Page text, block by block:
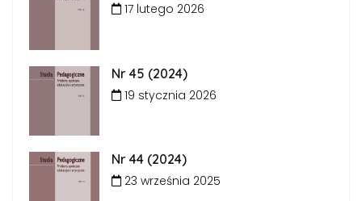
17 lutego 2026
Nr 45 (2024)
19 stycznia 2026
Nr 44 (2024)
23 września 2025